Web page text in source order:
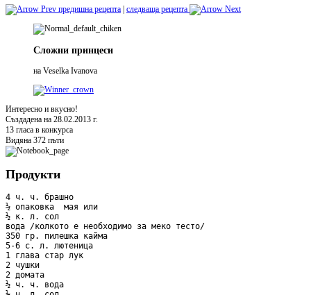
предишна рецепта следваща рецепта
Сложни принцеси
на Veselka Ivanova
Интересно и вкусно!
Създадена на 28.02.2013 г.
13 гласа в конкурса
Видяна 372 пъти
Продукти
4 ч. ч. брашно
½ опаковка  мая или
½ к. л. сол
вода /колкото е необходимо за меко тесто/
350 гр. пилешка кайма
5-6 с. л. лютеница
1 глава стар лук
2 чушки
2 домата
½ ч. ч. вода